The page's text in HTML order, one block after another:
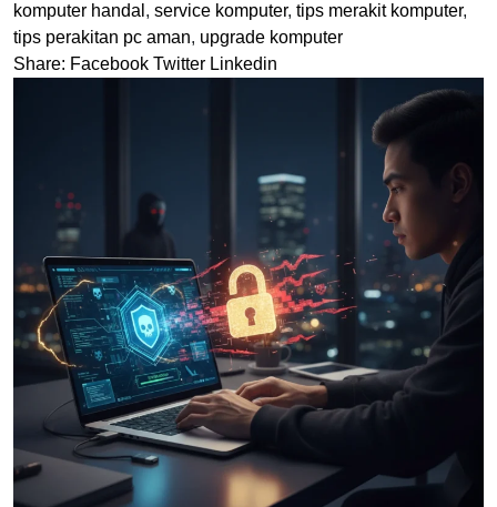
komputer handal , service komputer, tips merakit komputer,
tips perakitan pc aman, upgrade komputer
Share: Facebook Twitter Linkedin